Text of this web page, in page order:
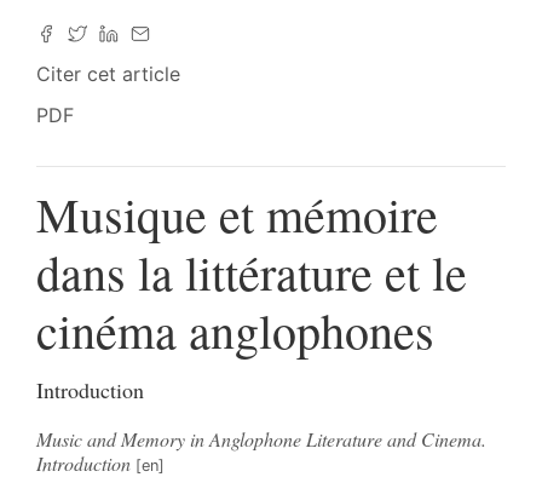
Citer cet article
PDF
Musique et mémoire
dans la littérature et le
cinéma anglophones
Introduction
Music and Memory in Anglophone Literature and Cinema.
Introduction